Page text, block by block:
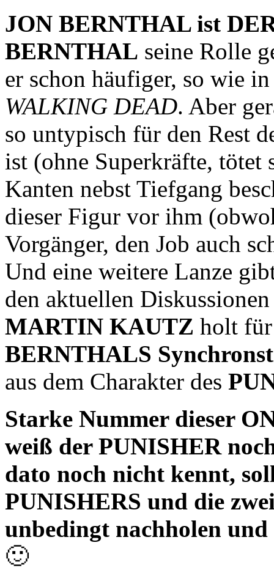
JON BERNTHAL ist
BERNTHAL seine Rolle
er schon häufiger, so wie
WALKING DEAD. Aber
so untypisch für den Rest
ist (ohne Superkräfte, tötet
Kanten nebst Tiefgang
dieser Figur vor ihm
Vorgänger, den Job auch
Und eine weitere Lanze
den aktuellen
MARTIN KAUTZ holt für
BERNTHALS
aus dem Charakter des
Starke Nummer dieser
weiß der PUNISHER
dato noch nicht kennt,
PUNISHERS und die
unbedingt nachholen und
🙂